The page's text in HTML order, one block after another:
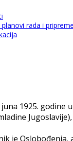
rada i pripreme
1925. godine
je